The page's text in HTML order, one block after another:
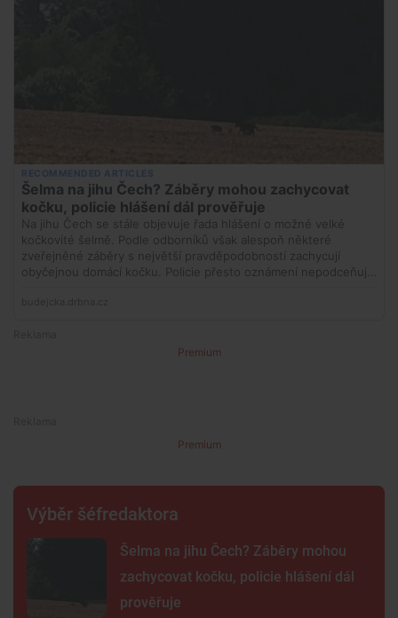
Premium
Premium
Výběr šéfredaktora
Šelma na jihu Čech? Záběry mohou
zachycovat kočku, policie hlášení dál
prověřuje